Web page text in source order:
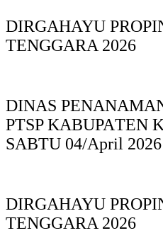
DIRGAHAYU
TENGGARA 2026
DINAS
PTSP KABUPAΤΕΝ
SABTU 04/April 2026
DIRGAHAYU
TENGGARA 2026